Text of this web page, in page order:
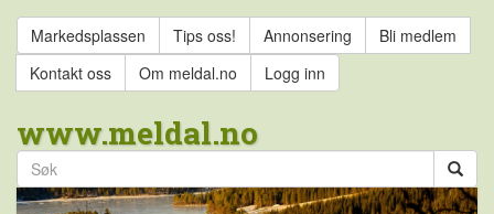
Markedsplassen Tips oss! Annonsering
Bli medlem
Kontakt oss
Om meldal.no Logg inn
www.meldal.no